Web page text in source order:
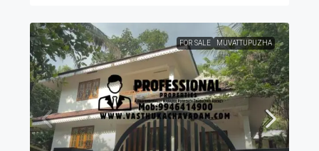
FOR SALE MUVATTUPUZHA